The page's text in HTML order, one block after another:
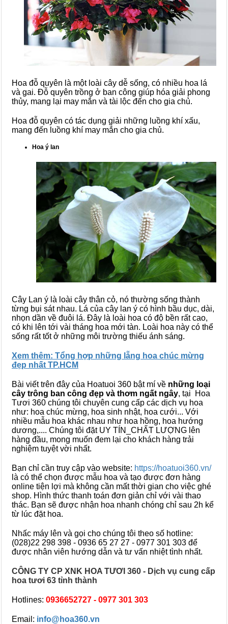
Hoa đỗ quyên là một loài cây dễ sống, có nhiều hoa lá
và gai. Đỗ quyên trồng ở ban công giúp hóa giải phong
thủy, mang lại may mắn và tài lộc đến cho gia chủ.
Hoa đỗ quyên có tác dụng giải những luồng khí xấu,
mang đến luồng khí may mắn cho gia chủ.
Hoa ý lan
Cây Lan ý là loài cây thân cỏ, nó thường sống thành
từng bụi sát nhau. Lá của cây lan ý có hình bầu dục, dài,
nhọn dần về đuôi lá. Đây là loài hoa có độ bền rất cao,
có khi lên tới vài tháng hoa mới tàn. Loài hoa này có thể
sống rất tốt ở những môi trường thiếu ánh sáng.
Xem thêm: Tổng hợp những lẵng hoa chúc mừng
đẹp nhất TP.HCM
Bài viết trên đây của Hoatuoi 360 bật mí về những loại
cây trông ban công đẹp và thơm ngất ngây, tại Hoa
Tươi 360 chúng tôi chuyên cung cấp các dịch vụ hoa
như: hoa chúc mừng, hoa sinh nhật, hoa cưới... Với
nhiều mẫu hoa khác nhau như hoa hồng, hoa hướng
dương,.... Chúng tôi đặt UY TÍN_CHẤT LƯỢNG lên
hàng đầu, mong muốn đem lại cho khách hàng trải
nghiệm tuyệt vời nhất.
Bạn chỉ cần truy cập vào website: https://hoatuoi360.vn/
là có thể chọn được mẫu hoa và tạo được đơn hàng
online tiện lợi mà không cần mất thời gian cho việc ghé
shop. Hình thức thanh toán đơn giản chỉ với vài thao
thác. Bạn sẽ được nhận hoa nhanh chóng chỉ sau 2h kể
từ lúc đặt hoa.
Nhấc máy lên và gọi cho chúng tôi theo số hotline:
(028)22 298 398 - 0936 65 27 27 - 0977 301 303 để
được nhân viên hướng dẫn và tư vấn nhiệt tình nhất.
CÔNG TY CP XNK HOA TƯƠI 360 - Dịch vụ cung cấp
hoa tươi 63 tỉnh thành
Hotlines: 0936652727 - 0977 301 303
Email: info@hoa360.vn